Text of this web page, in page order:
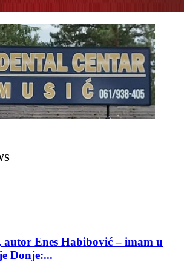
autor Enes Habibović – imam u
Donje:...